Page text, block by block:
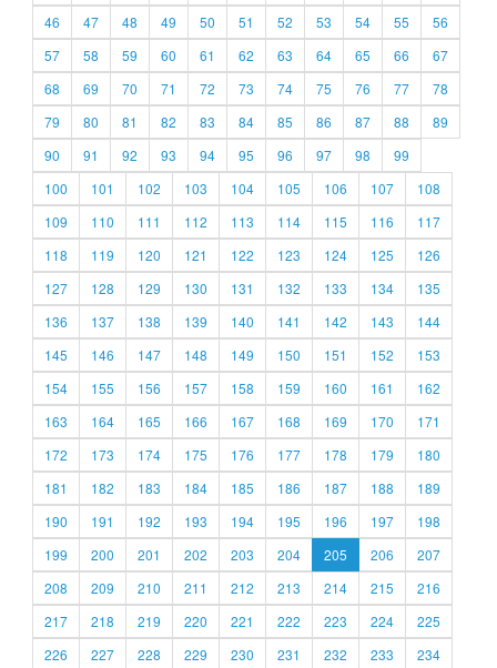
46
47 48 49 50 51 52 53 54 55
56
57
58 59 60 61 62 63 64 65 66
67
68
69 70 71 72 73 74 75 76 77
78
79
80 81 82 83 84 85 86 87 88
89
90
91 92 93 94 95 96 97 98
99
100
101 102 103 104 105 106 107
108
109
110 111 112 113 114 115 116
117
118
119 120 121 122 123 124 125
126
127
128 129 130 131 132 133 134
135
136
137 138 139 140 141 142 143
144
145
146 147 148 149 150 151 152
153
154
155 156 157 158 159 160 161
162
163
164 165 166 167 168 169 170
171
172
173 174 175 176 177 178 179
180
181
182 183 184 185 186 187 188
189
190
191 192 193 194 195 196 197
198
199
200 201 202 203 204 205 206
207
208
209 210 211 212 213 214 215
216
217
218 219 220 221 222 223 224
225
226
227 228 229 230 231 232 233 234